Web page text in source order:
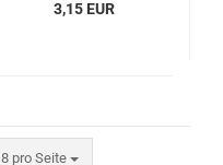
3,15 EUR
8 pro Seite
pro Seite